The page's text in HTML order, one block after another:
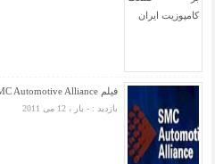
فیلم SMC Automotive Alliance
بازدید : - بار ، 12 می 2011